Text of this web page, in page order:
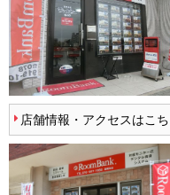
店舗情報・アクセスはこ